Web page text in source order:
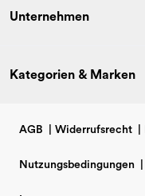
Unternehmen
Kategorien & Marken
AGB Widerrufsrecht
Nutzungsbedingungen